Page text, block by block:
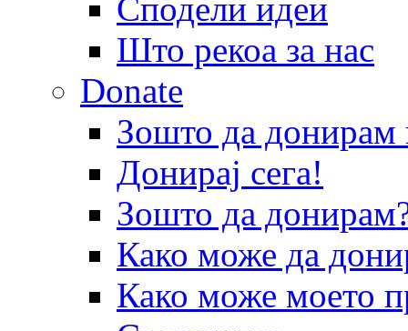
Сподели идеи
Што рекоа за нас
Donate
Зошто да
Донирај сега!
Зошто да
Како може да
Како може моето